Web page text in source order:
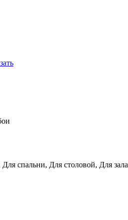
спальни, Для столовой, Для зала